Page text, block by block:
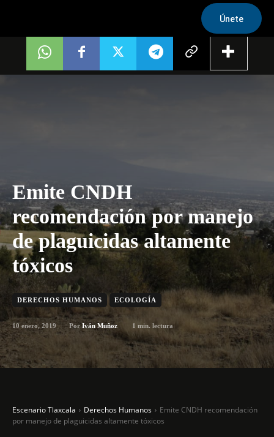
Únete
Emite CNDH
recomendación por manejo
de plaguicidas altamente
tóxicos
DERECHOS HUMANOS ECOLOGÍA
10 enero, 2019 Por Iván Muñoz 1 min. lectura
Escenario Tlaxcala Derechos Humanos
Emite CNDH recomendación
por manejo de plaguicidas altamente tóxicos